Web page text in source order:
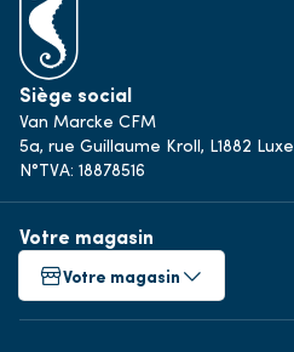
Siège social
Van Marcke CFM
5a, rue Guillaume Kroll, L1882
N°TVA: 18878516
Votre magasin
Votre magasin